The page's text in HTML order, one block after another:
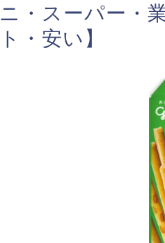
ニ・スーパー・
ト・安い】